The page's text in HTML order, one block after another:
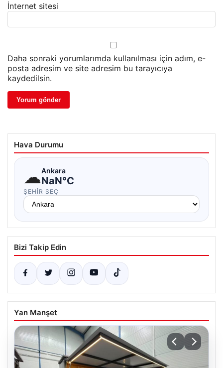
İnternet sitesi
Daha sonraki yorumlarımda kullanılması için adım, e-
posta adresim ve site adresim bu tarayıcıya
kaydedilsin.
Hava Durumu
☁Ankara
NaN°C
ŞEHIR SEÇ
Bizi Takip Edin
Yan Manşet